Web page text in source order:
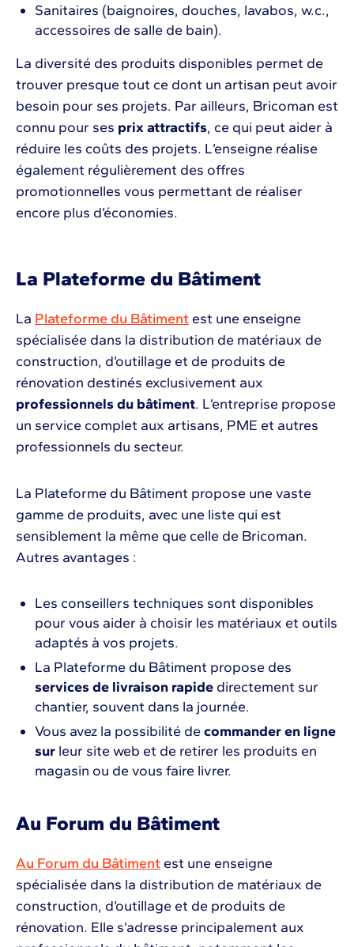
Sanitaires (baignoires, douches, lavabos, w.c.,
accessoires de salle de bain).
La diversité des produits disponibles permet de
trouver presque tout ce dont un artisan peut avoir
besoin pour ses projets. Par ailleurs, Bricoman est
connu pour ses prix attractifs, ce qui peut aider à
réduire les coûts des projets. L’enseigne réalise
également régulièrement des offres
promotionnelles vous permettant de réaliser
encore plus d’économies.
La Plateforme du Bâtiment
La Plateforme du Bâtiment est une enseigne
spécialisée dans la distribution de matériaux de
construction, d’outillage et de produits de
rénovation destinés exclusivement aux
professionnels du bâtiment. L’entreprise propose
un service complet aux artisans, PME et autres
professionnels du secteur.
La Plateforme du Bâtiment propose une vaste
gamme de produits, avec une liste qui est
sensiblement la même que celle de Bricoman.
Autres avantages :
Les conseillers techniques sont disponibles
pour vous aider à choisir les matériaux et outils
adaptés à vos projets.
La Plateforme du Bâtiment propose des
services de livraison rapide directement sur
chantier, souvent dans la journée.
Vous avez la possibilité de commander en ligne
sur leur site web et de retirer les produits en
magasin ou de vous faire livrer.
Au Forum du Bâtiment
Au Forum du Bâtiment est une enseigne
spécialisée dans la distribution de matériaux de
construction, d’outillage et de produits de
rénovation. Elle s’adresse principalement aux